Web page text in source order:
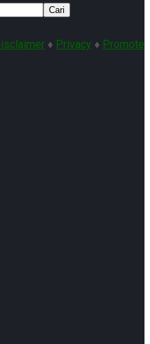
♦ Privacy ♦ Promote
Cari